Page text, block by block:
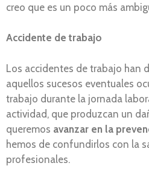
creo que es un poco más
Accidente de trabajo
Los accidentes de trabajo han
aquellos sucesos eventuales
trabajo durante la jornada
actividad, que produzcan un
queremos avanzar en la
hemos de confundirlos con la
profesionales.